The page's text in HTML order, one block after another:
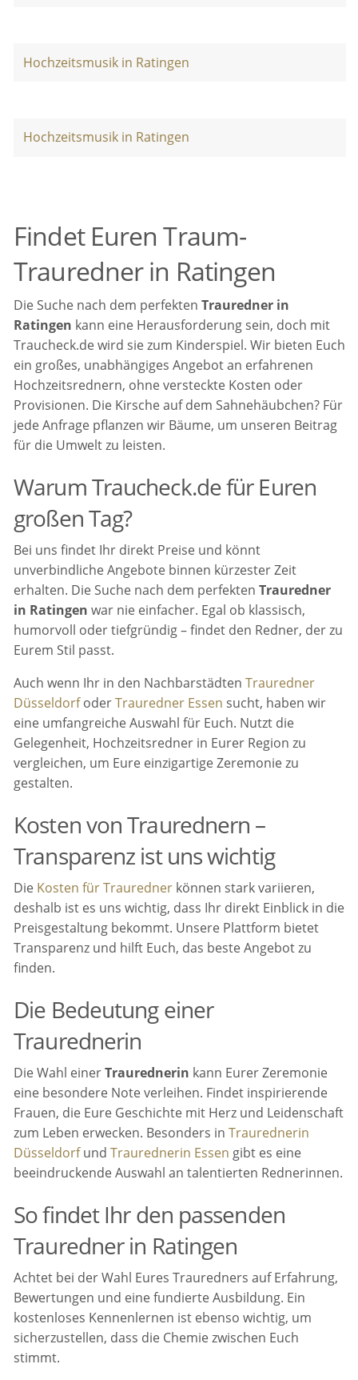
Hochzeitsmusik in Ratingen
Hochzeitsmusik in Ratingen
Findet Euren Traum-
Trauredner in Ratingen
Die Suche nach dem perfektenTrauredner in
Ratingen kann eine Herausforderung sein, doch mit
Traucheck.de wird sie zum Kinderspiel. Wir bieten Euch
ein großes, unabhängiges Angebot an erfahrenen
Hochzeitsrednern, ohne versteckte Kosten oder
Provisionen. Die Kirsche auf dem Sahnehäubchen? Für
jede Anfrage pflanzen wir Bäume, um unseren Beitrag
für die Umwelt zu leisten.
Warum Traucheck.de für Euren
großen Tag?
Bei uns findet Ihr direkt Preise und könnt
unverbindliche Angebote binnen kürzester Zeit
erhalten. Die Suche nach dem perfektenTrauredner
in Ratingen war nie einfacher. Egal ob klassisch,
humorvoll oder tiefgründig – findet den Redner, der zu
Eurem Stil passt.
Auch wenn Ihr in den NachbarstädtenTrauredner
DüsseldorfoderTrauredner Essen sucht, haben wir
eine umfangreiche Auswahl für Euch. Nutzt die
Gelegenheit, Hochzeitsredner in Eurer Region zu
vergleichen, um Eure einzigartige Zeremonie zu
gestalten.
Kosten von Traurednern –
Transparenz ist uns wichtig
Die Kosten für Trauredner können stark variieren,
deshalb ist es uns wichtig, dass Ihr direkt Einblick in die
Preisgestaltung bekommt. Unsere Plattform bietet
Transparenz und hilft Euch, das beste Angebot zu
finden.
Die Bedeutung einer
Traurednerin
Die Wahl einerTraurednerin kann Eurer Zeremonie
eine besondere Note verleihen. Findet inspirierende
Frauen, die Eure Geschichte mit Herz und Leidenschaft
zum Leben erwecken. Besonders inTraurednerin
DüsseldorfundTraurednerin Essen gibt es eine
beeindruckende Auswahl an talentierten Rednerinnen.
So findet Ihr den passenden
Trauredner in Ratingen
Achtet bei der Wahl Eures Trauredners auf Erfahrung,
Bewertungen und eine fundierte Ausbildung. Ein
kostenloses Kennenlernen ist ebenso wichtig, um
sicherzustellen, dass die Chemie zwischen Euch
stimmt.